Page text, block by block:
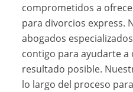
comprometidos a
para divorcios express.
abogados
contigo para ayudarte
resultado posible.
lo largo del proceso